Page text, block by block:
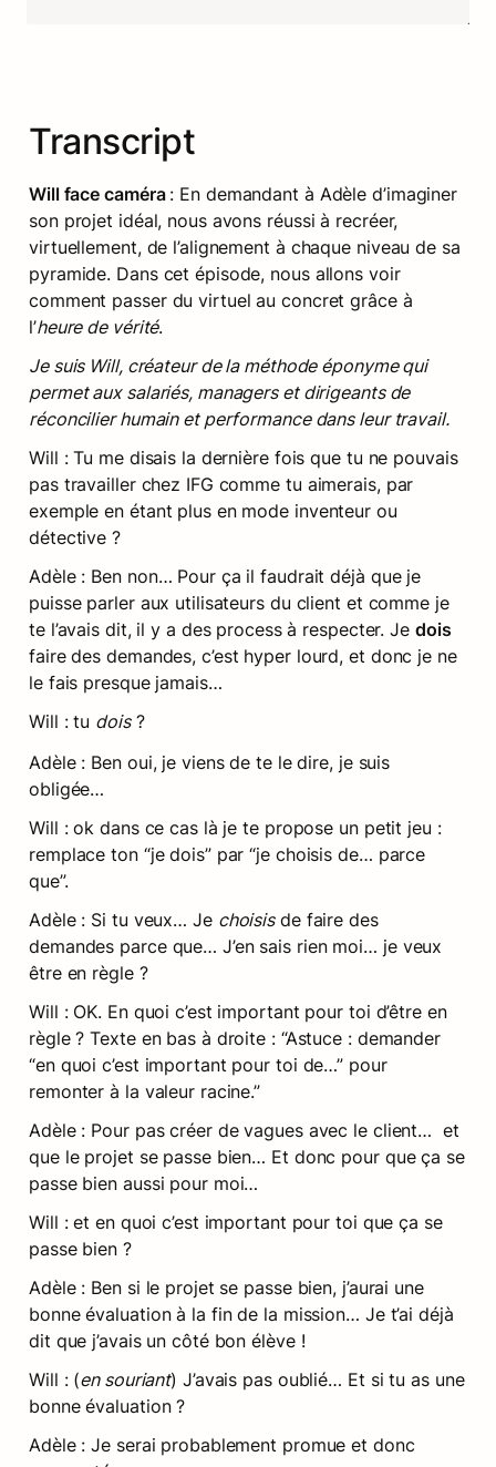
Transcript
Will face caméra : En demandant à Adèle d’imaginer
son projet idéal, nous avons réussi à recréer,
virtuellement, de l’alignement à chaque niveau de sa
pyramide. Dans cet épisode, nous allons voir
comment passer du virtuel au concret grâce à
l’heure de vérité.
Je suis Will, créateur de la méthode éponyme qui
permet aux salariés, managers et dirigeants de
réconcilier humain et performance dans leur travail.
Will : Tu me disais la dernière fois que tu ne pouvais
pas travailler chez IFG comme tu aimerais, par
exemple en étant plus en mode inventeur ou
détective ?
Adèle : Ben non… Pour ça il faudrait déjà que je
puisse parler aux utilisateurs du client et comme je
te l’avais dit, il y a des process à respecter. Je dois
faire des demandes, c’est hyper lourd, et donc je ne
le fais presque jamais…
Will : tu dois ?
Adèle : Ben oui, je viens de te le dire, je suis
obligée…
Will : ok dans ce cas là je te propose un petit jeu :
remplace ton “je dois” par “je choisis de… parce
que”.
Adèle : Si tu veux… Je choisis de faire des
demandes parce que… J’en sais rien moi… je veux
être en règle ?
Will : OK. En quoi c’est important pour toi d’être en
règle ? Texte en bas à droite : “Astuce : demander
“en quoi c’est important pour toi de…” pour
remonter à la valeur racine.”
Adèle : Pour pas créer de vagues avec le client…  et
que le projet se passe bien… Et donc pour que ça se
passe bien aussi pour moi…
Will : et en quoi c’est important pour toi que ça se
passe bien ?
Adèle : Ben si le projet se passe bien, j’aurai une
bonne évaluation à la fin de la mission… Je t’ai déjà
dit que j’avais un côté bon élève !
Will : (en souriant) J’avais pas oublié… Et si tu as une
bonne évaluation ?
Adèle : Je serai probablement promue et donc